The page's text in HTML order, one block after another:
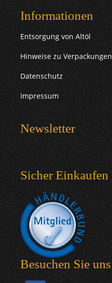
Informationen
Entsorgung von Altöl
Hinweise zu Verpackungen
Datenschutz
Impressum
Newsletter
Sicher Einkaufen
Besuchen Sie uns